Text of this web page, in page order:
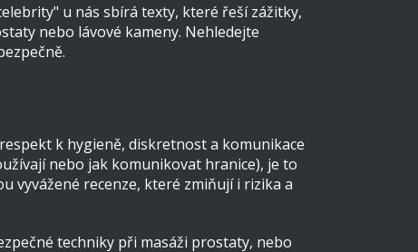
u nás sbírá texty, které řeší zážitky,
nebo lávové kameny. Nehledejte
k hygieně, diskretnost a komunikace
nebo jak komunikovat hranice), je to
vyvážené recenze, které zmiňují i rizika a
techniky při masáži prostaty, nebo